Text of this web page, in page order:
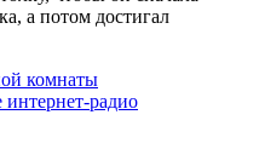
а потом достигал
комнаты
интернет-радио